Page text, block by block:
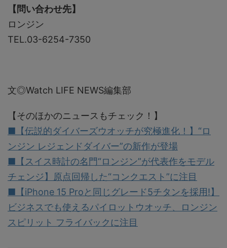
【問い合わせ先】
ロンジン
TEL.03-6254-7350
文◎Watch LIFE NEWS編集部
【そのほかのニュースもチェック！】
■【伝説的ダイバーズウオッチが究極進化！】“ロ
ンジン レジェンドダイバー”の新作が登場
■【スイス時計の名門“ロンジン”が代表作をモデル
チェンジ】原点回帰した“コンクエスト”に注目
■【iPhone 15 Proと同じグレード5チタンを採用!】
ビジネスでも使えるパイロットウオッチ、ロンジン
スピリット フライバックに注目